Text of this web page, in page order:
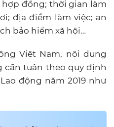
đồng; thời gian làm
địa điểm làm việc; an
bảo hiểm xã hội…
Việt Nam, nội dung
cần tuân theo quy định
động năm 2019 như